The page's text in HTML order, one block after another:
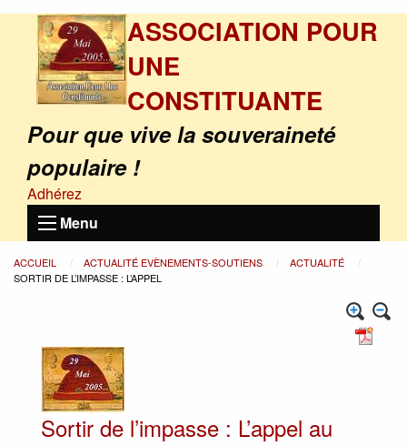
ASSOCIATION POUR
UNE
CONSTITUANTE
Pour que vive la souveraineté
populaire !
Adhérez
Menu
ACCUEIL ACTUALITÉ EVÈNEMENTS-SOUTIENS
ACTUALITÉ
SORTIR DE L’IMPASSE : L’APPEL
Sortir de l’impasse : L’appel au